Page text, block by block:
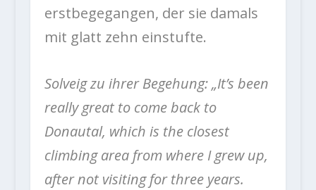
erstbegegangen, der sie damals
mit glatt zehn einstufte.
Solveig zu ihrer Begehung: „It’s been
really great to come back to
Donautal, which is the closest
climbing area from where I grew up,
after not visiting for three years.